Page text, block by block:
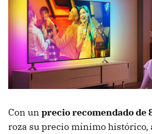
Con un precio recomendado de
roza su precio mínimo histórico,